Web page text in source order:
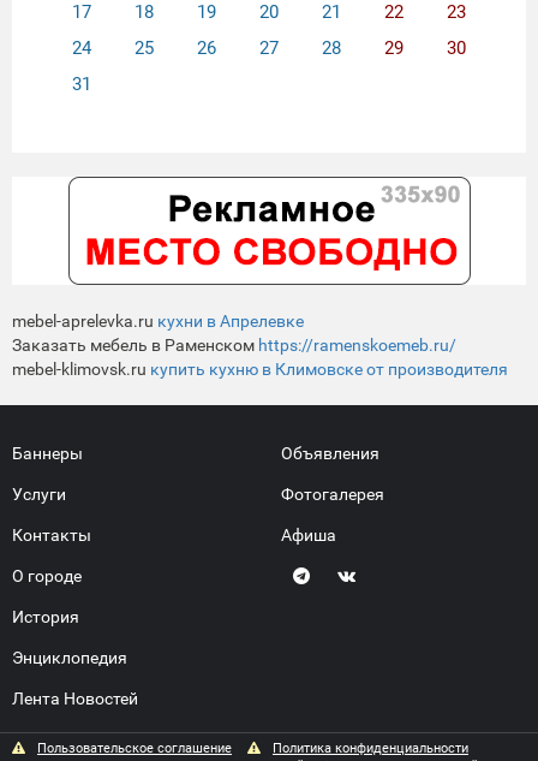
17
18 19 20 21 22
23
24
25 26 27 28 29
30
31
mebel-aprelevka.ru кухни в Апрелевке
Заказать мебель в Раменском https://ramenskoemeb.ru/
mebel-klimovsk.ru купить кухню в Климовске от производителя
Баннеры
Услуги
Контакты
О городе
История
Энциклопедия
Лента Новостей
Объявления
Фотогалерея
Афиша
Пользовательское соглашение
Политика конфиденциальности